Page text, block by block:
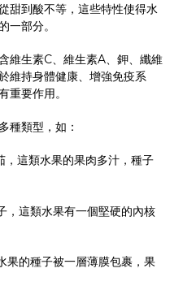
甜到酸不等，這些特性使得水
一部分。
維生素C、維生素A、鉀、纖維
維持身體健康、增強免疫系
重要作用。
種類型，如：
，這類水果的果肉多汁，種子
，這類水果有一個堅硬的內核
果的種子被一層薄膜包裹，果